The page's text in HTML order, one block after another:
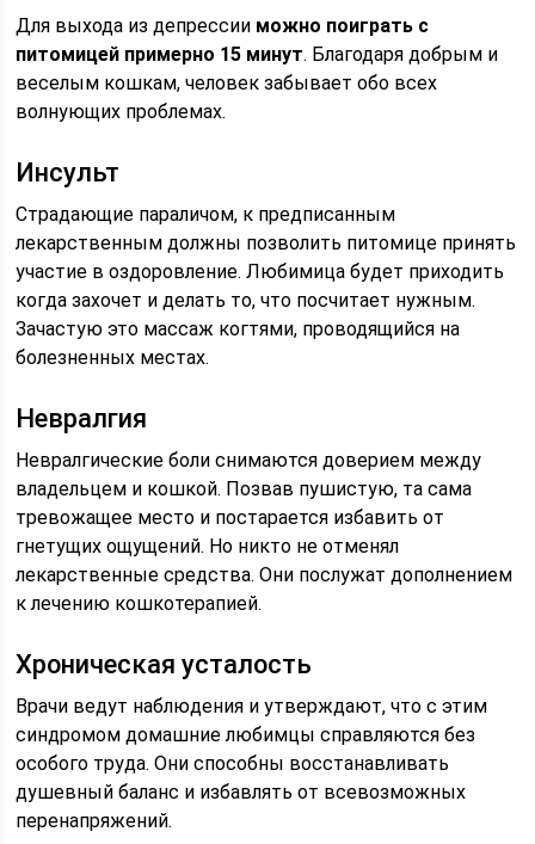
Для выхода из депрессии можно поиграть с
питомицей примерно 15 минут. Благодаря добрым и
веселым кошкам, человек забывает обо всех
волнующих проблемах.
Инсульт
Страдающие параличом, к предписанным
лекарственным должны позволить питомице принять
участие в оздоровление. Любимица будет приходить
когда захочет и делать то, что посчитает нужным.
Зачастую это массаж когтями, проводящийся на
болезненных местах.
Невралгия
Невралгические боли снимаются доверием между
владельцем и кошкой. Позвав пушистую, та сама
тревожащее место и постарается избавить от
гнетущих ощущений. Но никто не отменял
лекарственные средства. Они послужат дополнением
к лечению кошкотерапией.
Хроническая усталость
Врачи ведут наблюдения и утверждают, что с этим
синдромом домашние любимцы справляются без
особого труда. Они способны восстанавливать
душевный баланс и избавлять от всевозможных
перенапряжений.